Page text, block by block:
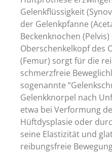
Gelenkflüssigkeit
der Gelenkpfanne
Beckenknochen
Oberschenkelkopf des
(Femur) sorgt für die
schmerzfreie
sogenannte
Gelenkknorpel nach
etwa bei Verformung
Hüftdysplasie oder
seine Elastizität und
reibungsfreie